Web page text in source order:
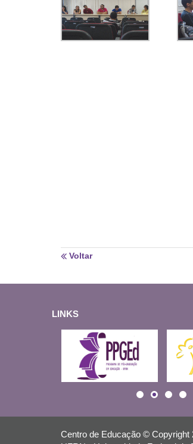
Voltar
LINKS
Centro de Educação © Copyright